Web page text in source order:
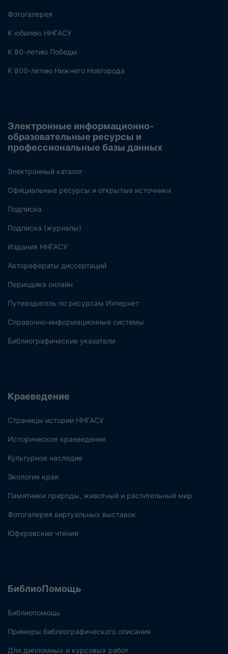
Фотогалерея
К юбилею ННГАСУ
К 80-летию Победы
К 800-летию Нижнего Новгорода
Электронные информационно-
образовательные ресурсы и
профессиональные базы данных
Электронный каталог
Официальные ресурсы и открытые источники
Подписка
Подписка (журналы)
Издания ННГАСУ
Авторефераты диссертаций
Периодика онлайн
Путеводитель по ресурсам Интернет
Справочно-информационные системы
Библиографические указатели
Краеведение
Страницы истории ННГАСУ
Историческое краеведение
Культурное наследие
Экология края
Памятники природы, животный и растительный мир
Фотогалерея виртуальных выставок
Юферевские чтения
БиблиоПомощь
Библиопомощь
Примеры библиографического описания
Для дипломных и курсовых работ